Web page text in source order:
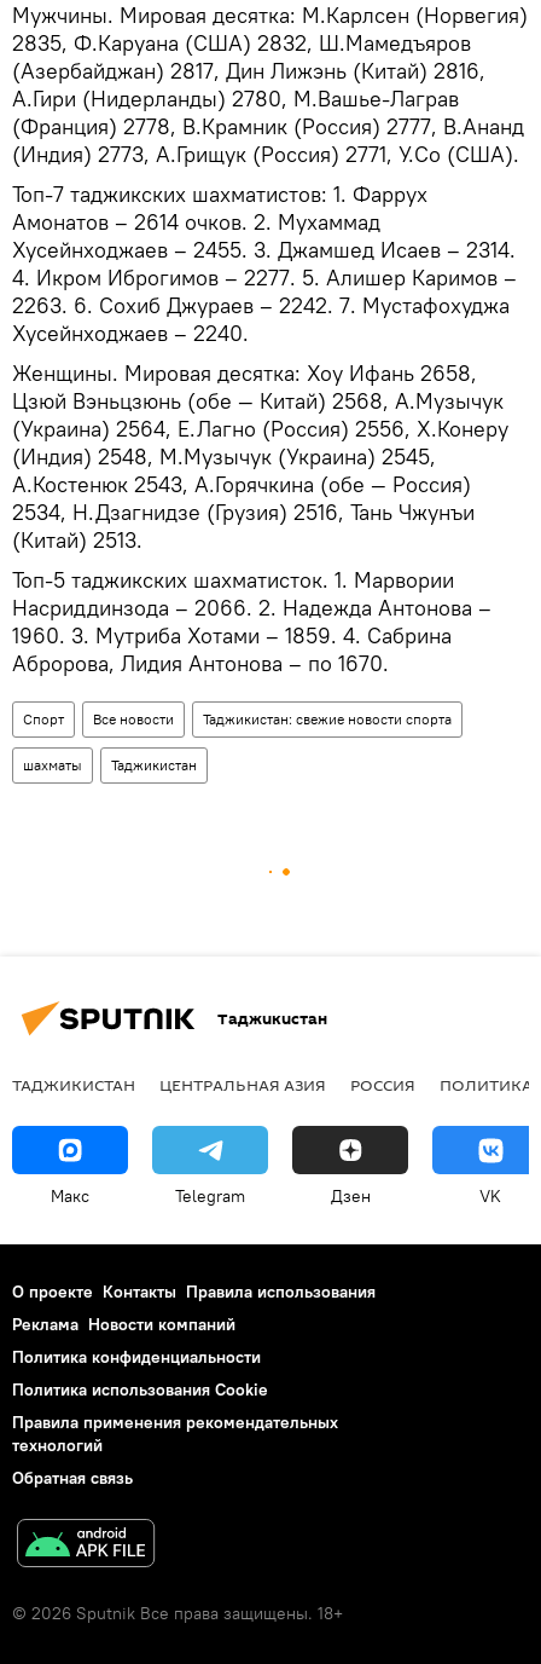
Мужчины. Мировая десятка: М.Карлсен (Норвегия)
2835, Ф.Каруана (США) 2832, Ш.Мамедъяров
(Азербайджан) 2817, Дин Лижэнь (Китай) 2816,
А.Гири (Нидерланды) 2780, М.Вашье-Лаграв
(Франция) 2778, В.Крамник (Россия) 2777, В.Ананд
(Индия) 2773, А.Грищук (Россия) 2771, У.Со (США).
Топ-7 таджикских шахматистов: 1. Фаррух
Амонатов – 2614 очков. 2. Мухаммад
Хусейнходжаев – 2455. 3. Джамшед Исаев – 2314.
4. Икром Иброгимов – 2277. 5. Алишер Каримов –
2263. 6. Сохиб Джураев – 2242. 7. Мустафохуджа
Хусейнходжаев – 2240.
Женщины. Мировая десятка: Хоу Ифань 2658,
Цзюй Вэньцзюнь (обе — Китай) 2568, А.Музычук
(Украина) 2564, Е.Лагно (Россия) 2556, Х.Конеру
(Индия) 2548, М.Музычук (Украина) 2545,
А.Костенюк 2543, А.Горячкина (обе — Россия)
2534, Н.Дзагнидзе (Грузия) 2516, Тань Чжунъи
(Китай) 2513.
Топ-5 таджикских шахматисток. 1. Марвории
Насриддинзода – 2066. 2. Надежда Антонова –
1960. 3. Мутриба Хотами – 1859. 4. Сабрина
Абророва, Лидия Антонова – по 1670.
Спорт Все новости Таджикистан: свежие новости спорта
шахматы Таджикистан
Таджикистан
ТАДЖИКИСТАН ЦЕНТРАЛЬНАЯ АЗИЯ РОССИЯ ПОЛИТИКА
Макс Telegram Дзен VK
О проекте Контакты Правила использования
Реклама Новости компаний
Политика конфиденциальности
Политика использования Cookie
Правила применения рекомендательных
технологий
Обратная связь
© 2026 Sputnik Все права защищены. 18+